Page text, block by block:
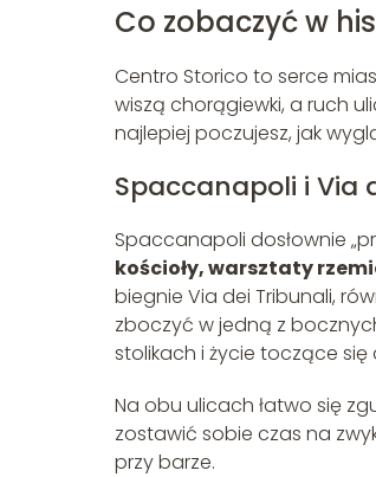
Co zobaczyć w
Centro Storico to serce
wiszą chorągiewki, a ruch
najlepiej poczujesz, jak
Spaccanapoli i Via
Spaccanapoli dosłownie
kościoły, warsztaty
biegnie Via dei Tribunali,
zboczyć w jedną z
stolikach i życie toczące
Na obu ulicach łatwo się
zostawić sobie czas na
przy barze.